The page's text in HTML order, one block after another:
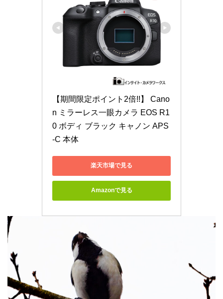
【期間限定ポイント2倍!!】 Cano
n ミラーレス一眼カメラ EOS R1
0 ボディ ブラック キャノン APS
-C 本体
楽天市場で見る
Amazonで見る